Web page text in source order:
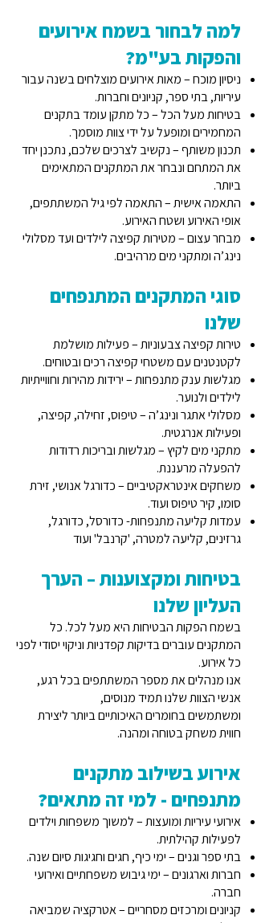
למה לבחור בשמח אירועים
והפקות בע"מ?
ניסיון מוכח – מאות אירועים מוצלחים בשנה עבור
עיריות, בתי ספר, קניונים וחברות.
בטיחות מעל הכל – כל מתקן עומד בתקנים
המחמירים ומופעל על ידי צוות מוסמך.
תכנון משותף – נקשיב לצרכים שלכם, נתכנן יחד
את המתחם ונבחר את המתקנים המתאימים
ביותר.
התאמה אישית – התאמה לפי גיל המשתתפים,
אופי האירוע ושטח האירוע.
מבחר עצום – מטירות קפיצה לילדים ועד מסלולי
נינג’ה ומתקני מים מרהיבים.
סוגי המתקנים המתנפחים
שלנו
טירות קפיצה צבעוניות – פעילות מושלמת
לקטנטנים עם משטחי קפיצה רכים ובטוחים.
מגלשות ענק מתנפחות – ירידות מהירות וחווייתיות
לילדים ולנוער.
מסלולי אתגר ונינג’ה – טיפוס, זחילה, קפיצה,
ופעילות אנרגטית.
מתקני מים לקיץ – מגלשות ובריכות רדודות
להפעלה מרעננת.
משחקים אינטראקטיביים – כדורגל אנושי, זירת
סומו, קיר טיפוס ועוד.
עמדות קליעה מתנפחות- כדורסל, כדורגל,
גרזינים, קליעה למטרה, 'קרנבל' ועוד
בטיחות ומקצוענות – הערך
העליון שלנו
בשמח הפקות הבטיחות היא מעל לכל. כל
המתקנים עוברים בדיקות קפדניות וניקוי יסודי לפני
כל אירוע.
אנו מנהלים את מספר המשתתפים בכל רגע,
אנשי הצוות שלנו תמיד מנוסים,
ומשתמשים בחומרים האיכותיים ביותר ליצירת
חווית משחק בטוחה ומהנה.
אירוע בשילוב מתקנים
מתנפחים - למי זה מתאים?
אירועי עיריות ומועצות – למשוך משפחות וילדים
לפעילות קהילתית.
בתי ספר וגנים – ימי כיף, חגים וחגיגות סיום שנה.
חברות וארגונים – ימי גיבוש משפחתיים ואירועי
חברה.
קניונים ומרכזים מסחריים – אטרקציה שמביאה